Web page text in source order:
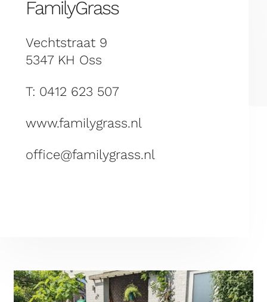
FamilyGrass
Vechtstraat 9
5347 KH Oss
T: 0412 623 507
www.familygrass.nl
office@familygrass.nl